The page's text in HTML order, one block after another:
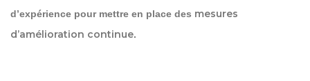
d’expérience pour mettre en place des mesures
d’amélioration continue.